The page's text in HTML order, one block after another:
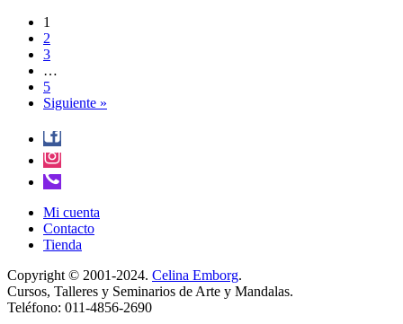
1
2
3
…
5
Siguiente »
Mi cuenta
Contacto
Tienda
Copyright © 2001-2024. Celina Emborg.
Cursos, Talleres y Seminarios de Arte y Mandalas.
Teléfono: 011-4856-2690